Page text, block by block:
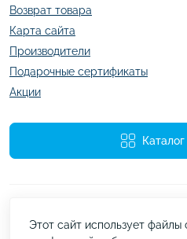
Возврат товара
Карта сайта
Производители
Подарочные сертификаты
Акции
Этот сайт использует файлы